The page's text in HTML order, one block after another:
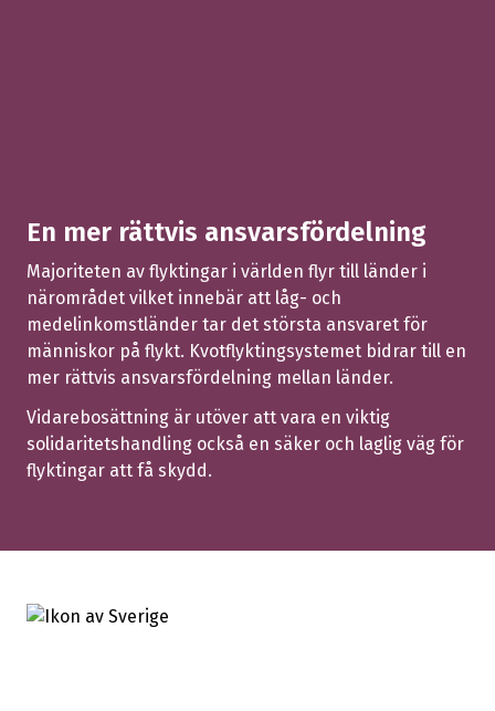
En mer rättvis ansvarsfördelning
Majoriteten av flyktingar i världen flyr till länder i
närområdet vilket innebär att låg- och
medelinkomstländer tar det största ansvaret för
människor på flykt. Kvotflyktingsystemet bidrar till en
mer rättvis ansvarsfördelning mellan länder.
Vidarebosättning är utöver att vara en viktig
solidaritetshandling också en säker och laglig väg för
flyktingar att få skydd.